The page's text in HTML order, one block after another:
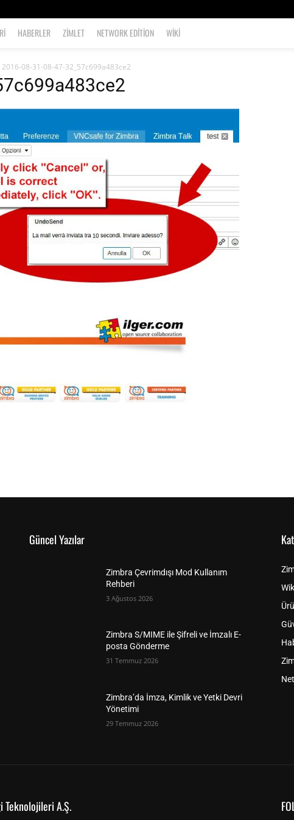
HABERLER ZIMLET NETWORK EDITION WIKI
2016-08-31-08-47-32_57c699a483ce2
Güncel Yazılar
Zimbra Çevrimdışı Mod Kullanım
Rehberi
3 Ağustos 2026
Zimbra S/MIME ile Şifreli ve İmzalı E-
posta Gönderme
31 Temmuz 2026
Zimbra’da İmza, Kimlik ve Yetki Devri
Yönetimi
29 Temmuz 2026
Teknolojileri A.Ş.